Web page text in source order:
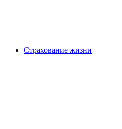
Страхование жизни